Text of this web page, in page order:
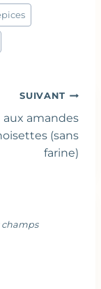
SUIVANT
aux amandes
(sans
farine)
champs